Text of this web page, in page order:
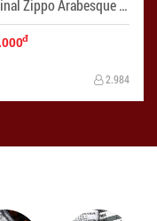
Zippo Arabesque -
ZPC0570
đ
2.984